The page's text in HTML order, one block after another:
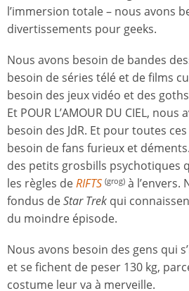
l’immersion totale – nous avons
divertissements pour geeks.
Nous avons besoin de bandes
besoin de séries télé et de films
besoin des jeux vidéo et des
Et POUR L’AMOUR DU CIEL,
besoin des JdR. Et pour toutes
besoin de fans furieux et
des petits grosbills psychotiques
les règles deRIFTS (grog) à l’envers.
fondus deStar Trek qui
du moindre épisode.
Nous avons besoin des gens qui
et se fichent de peser 130 kg,
costume leur va à merveille.